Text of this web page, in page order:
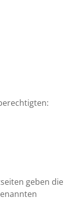
geben die